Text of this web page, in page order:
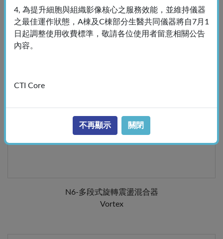
Eppendorf Thermomixer C
N6-多段式旋轉震盪混合器
Vortex
4, 為提升細胞與組織影像核心之服務效能，並維持儀器
之最佳運作狀態，A棟及C棟部分生醫共同儀器將自7月1
日起調整使用收費標準，敬請各位使用者留意相關公告
內容。
CTI Core
不再顯示 關閉